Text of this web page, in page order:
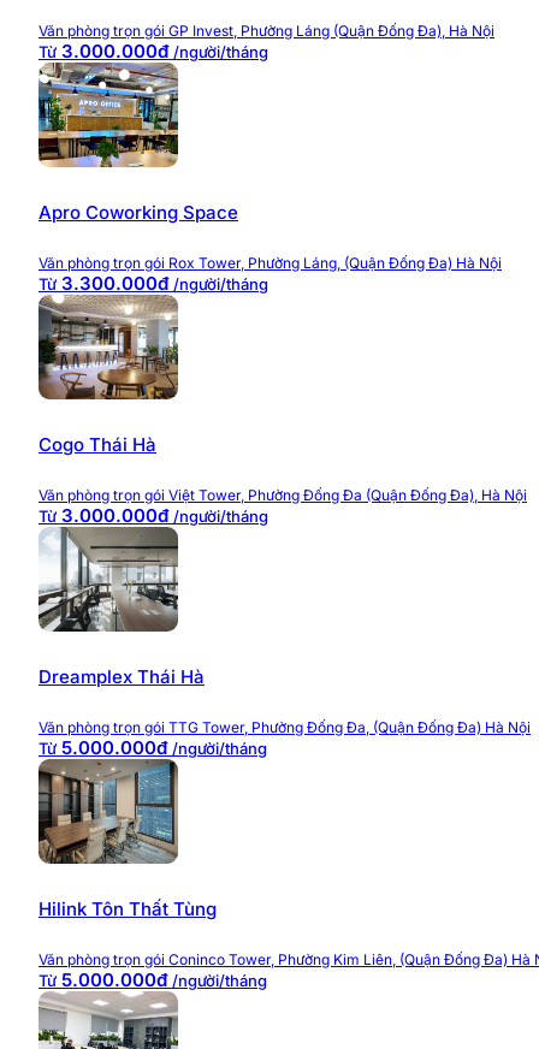
Văn phòng trọn gói GP Invest, Phường Láng (Quận Đống Đa), Hà Nội
Từ 3.000.000đ /người/tháng
Apro Coworking Space
Văn phòng trọn gói Rox Tower, Phường Láng, (Quận Đống Đa) Hà Nội
Từ 3.300.000đ /người/tháng
Cogo Thái Hà
Văn phòng trọn gói Việt Tower, Phường Đống Đa (Quận Đống Đa), Hà Nội
Từ 3.000.000đ /người/tháng
Dreamplex Thái Hà
Văn phòng trọn gói TTG Tower, Phường Đống Đa, (Quận Đống Đa) Hà Nội
Từ 5.000.000đ /người/tháng
Hilink Tôn Thất Tùng
Văn phòng trọn gói Coninco Tower, Phường Kim Liên, (Quận Đống Đa) Hà
Từ 5.000.000đ /người/tháng